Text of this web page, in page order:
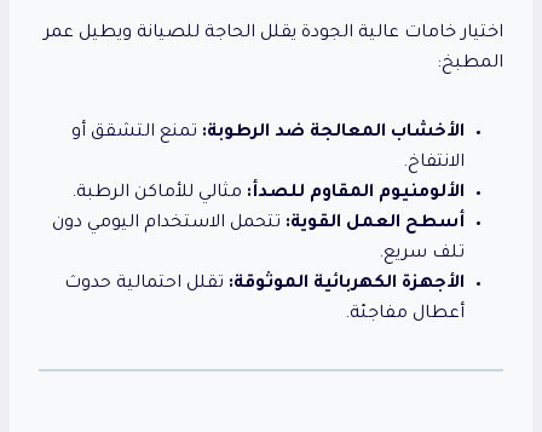
اختيار خامات عالية الجودة يقلل الحاجة للصيانة ويطيل عمر
المطبخ:
الأخشاب المعالجة ضد الرطوبة: تمنع التشقق أو
الانتفاخ.
الألومنيوم المقاوم للصدأ: مثالي للأماكن الرطبة.
أسطح العمل القوية: تتحمل الاستخدام اليومي دون
تلف سريع.
الأجهزة الكهربائية الموثوقة: تقلل احتمالية حدوث
أعطال مفاجئة.